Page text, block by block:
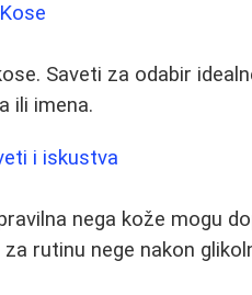
Saveti za odabir
ili imena.
i iskustva
nega kože mogu
rutinu nege nakon